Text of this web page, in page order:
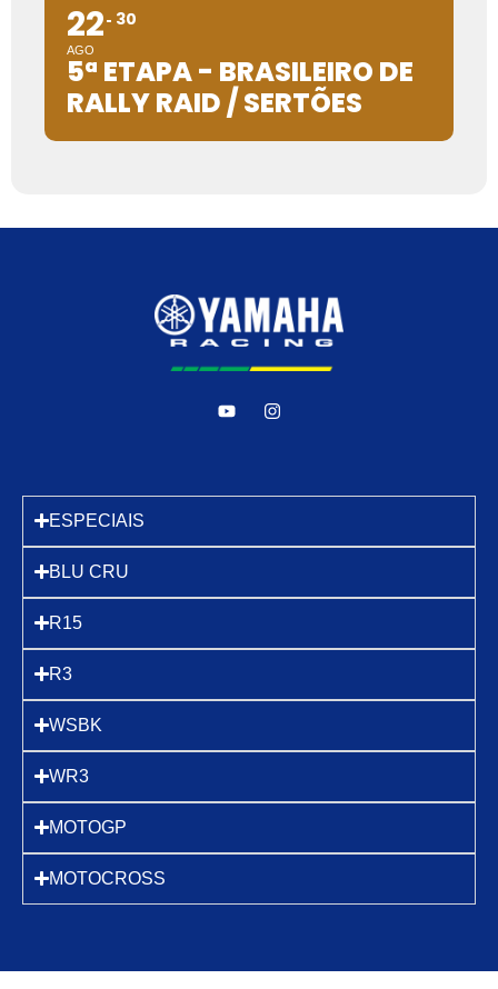
22
AGO
30
5ª ETAPA - BRASILEIRO DE
RALLY RAID / SERTÕES
ESPECIAIS
BLU CRU
R15
R3
WSBK
WR3
MOTOGP
MOTOCROSS